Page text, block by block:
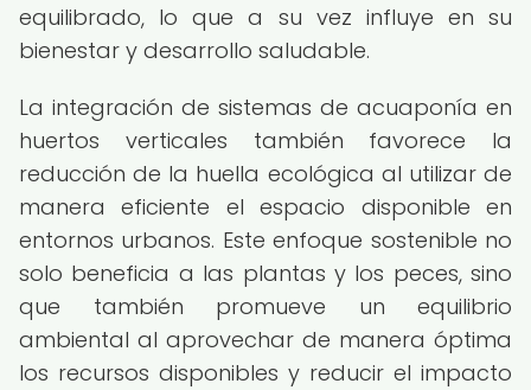
equilibrado, lo que a su vez influye en su
bienestar y desarrollo saludable.
La integración de sistemas de acuaponía en
huertos verticales también favorece la
reducción de la huella ecológica al utilizar de
manera eficiente el espacio disponible en
entornos urbanos. Este enfoque sostenible no
solo beneficia a las plantas y los peces, sino
que también promueve un equilibrio
ambiental al aprovechar de manera óptima
los recursos disponibles y reducir el impacto